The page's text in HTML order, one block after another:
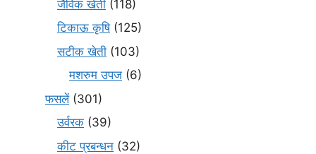
जैविक खेती (118)
टिकाऊ कृषि(125)
सटीक खेती (103)
मशरुम उपज (6)
फसलें(301)
उर्वरक (39)
कीट प्रबन्धन (32)